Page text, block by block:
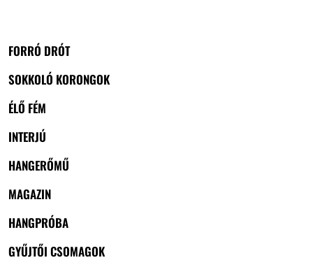
FORRÓ DRÓT
SOKKOLÓ KORONGOK
ÉLŐ FÉM
INTERJÚ
HANGERŐMŰ
MAGAZIN
HANGPRÓBA
GYŰJTŐI CSOMAGOK